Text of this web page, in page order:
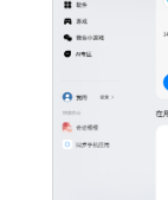
份关
的个